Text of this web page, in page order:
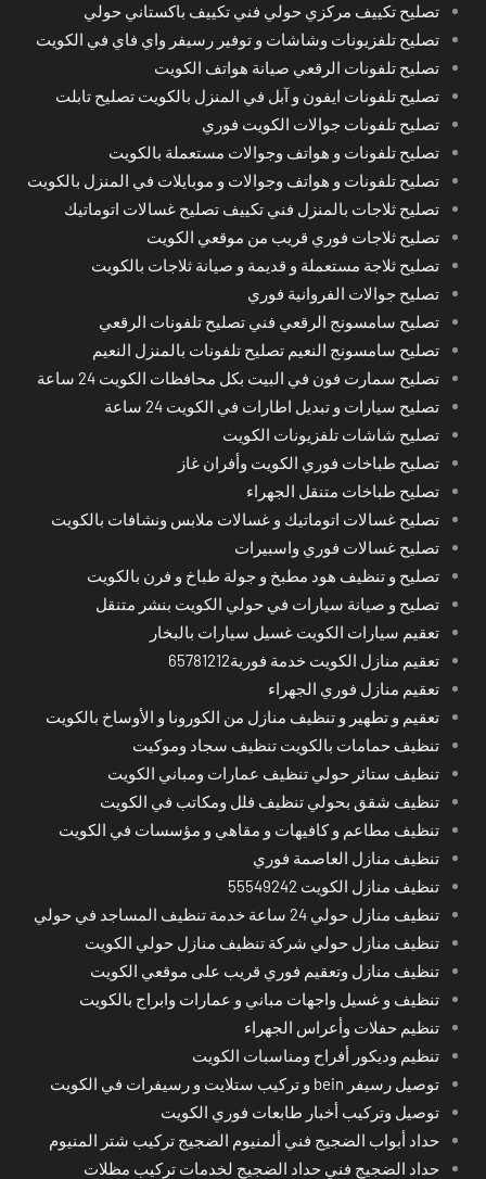
تصليح تكييف مركزي حولي فني تكييف باكستاني حولي
تصليح تلفزيونات وشاشات و توفير رسيفر واي فاي في الكويت
تصليح تلفونات الرقعي صيانة هواتف الكويت
تصليح تلفونات ايفون و آبل في المنزل بالكويت تصليح تابلت
تصليح تلفونات جوالات الكويت فوري
تصليح تلفونات و هواتف وجوالات مستعملة بالكويت
تصليح تلفونات و هواتف وجوالات و موبايلات في المنزل بالكويت
تصليح ثلاجات بالمنزل فني تكييف تصليح غسالات اتوماتيك
تصليح ثلاجات فوري قريب من موقعي الكويت
تصليح ثلاجة مستعملة و قديمة و صيانة ثلاجات بالكويت
تصليح جوالات الفروانية فوري
تصليح سامسونج الرقعي فني تصليح تلفونات الرقعي
تصليح سامسونج النعيم تصليح تلفونات بالمنزل النعيم
تصليح سمارت فون في البيت بكل محافظات الكويت 24 ساعة
تصليح سيارات و تبديل اطارات في الكويت 24 ساعة
تصليح شاشات تلفزيونات الكويت
تصليح طباخات فوري الكويت وأفران غاز
تصليح طباخات متنقل الجهراء
تصليح غسالات اتوماتيك و غسالات ملابس ونشافات بالكويت
تصليح غسالات فوري واسبيرات
تصليح و تنظيف هود مطبخ و جولة طباخ و فرن بالكويت
تصليح و صيانة سيارات في حولي الكويت بنشر متنقل
تعقيم سيارات الكويت غسيل سيارات بالبخار
تعقيم منازل الكويت خدمة فورية65781212
تعقيم منازل فوري الجهراء
تعقيم و تطهير و تنظيف منازل من الكورونا و الأوساخ بالكويت
تنظيف حمامات بالكويت تنظيف سجاد وموكيت
تنظيف ستائر حولي تنظيف عمارات ومباني الكويت
تنظيف شقق بحولي تنظيف فلل ومكاتب في الكويت
تنظيف مطاعم و كافيهات و مقاهي و مؤسسات في الكويت
تنظيف منازل العاصمة فوري
تنظيف منازل الكويت 55549242
تنظيف منازل حولي 24 ساعة خدمة تنظيف المساجد في حولي
تنظيف منازل حولي شركة تنظيف منازل حولي الكويت
تنظيف منازل وتعقيم فوري قريب على موقعي الكويت
تنظيف و غسيل واجهات مباني و عمارات وابراج بالكويت
تنظيم حفلات وأعراس الجهراء
تنظيم وديكور أفراح ومناسبات الكويت
توصيل رسيفر bein و تركيب ستلايت و رسيفرات في الكويت
توصيل وتركيب أخبار طابعات فوري الكويت
حداد أبواب الضجيج فني ألمنيوم الضجيج تركيب شتر المنيوم
حداد الضجيج فني حداد الضجيج لخدمات تركيب مظلات